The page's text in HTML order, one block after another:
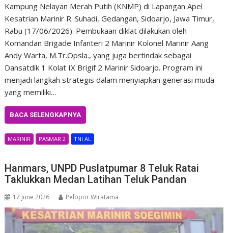
Kampung Nelayan Merah Putih (KNMP) di Lapangan Apel
Kesatrian Marinir R. Suhadi, Gedangan, Sidoarjo, Jawa Timur,
Rabu (17/06/2026). Pembukaan diklat dilakukan oleh
Komandan Brigade Infanteri 2 Marinir Kolonel Marinir Aang
Andy Warta, M.Tr.Opsla., yang juga bertindak sebagai
Dansatdik 1 Kolat IX Brigif 2 Marinir Sidoarjo. Program ini
menjadi langkah strategis dalam menyiapkan generasi muda
yang memiliki…
BACA SELENGKAPNYA
MARINIR PASMAR 2 TNI AL
Hanmars, UNPD Puslatpumar 8 Teluk Ratai
Taklukkan Medan Latihan Teluk Pandan
17 June 2026 Pelopor Wiratama